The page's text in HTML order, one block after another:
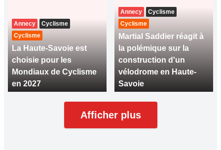
Annecy
Cyclisme
Cyclisme
La Haute-Savoie est
choisie pour les
Mondiaux de Cyclisme
en 2027
Annecy
Cyclisme
Cyclisme
Martial Saddier réagit à
la polémique sur la
construction d'un
vélodrome en Haute-
Savoie
Afficher plus